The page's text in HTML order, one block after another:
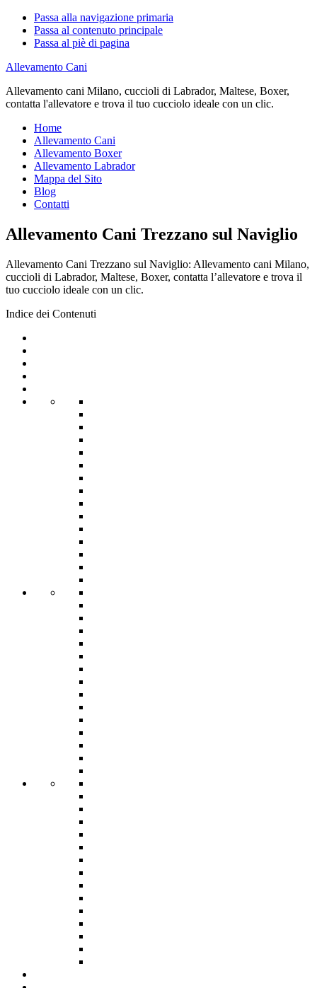
Passa alla navigazione primaria
Passa al contenuto principale
Passa al piè di pagina
Allevamento Cani
Allevamento cani Milano, cuccioli di Labrador, Maltese, Boxer,
contatta l'allevatore e trova il tuo cucciolo ideale con un clic.
Home
Allevamento Cani
Allevamento Boxer
Allevamento Labrador
Mappa del Sito
Blog
Contatti
Allevamento Cani Trezzano sul Naviglio
Allevamento Cani Trezzano sul Naviglio: Allevamento cani Milano,
cuccioli di Labrador, Maltese, Boxer, contatta l’allevatore e trova il
tuo cucciolo ideale con un clic.
Indice dei Contenuti